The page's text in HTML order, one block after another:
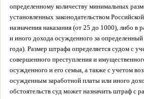
определенному количеству минимальных
установленных законодательством
назначения наказания (от 25 до 1000), либо в
и иного дохода осужденного за
года). Размер штрафа определяется судом с
совершенного преступления и
осужденного и его семьи, а также с учетом
осужденным заработной платы или иного
обстоятельств суд может назначить штраф с